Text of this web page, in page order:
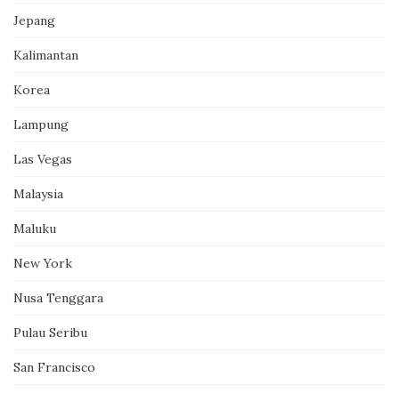
Jepang
Kalimantan
Korea
Lampung
Las Vegas
Malaysia
Maluku
New York
Nusa Tenggara
Pulau Seribu
San Francisco